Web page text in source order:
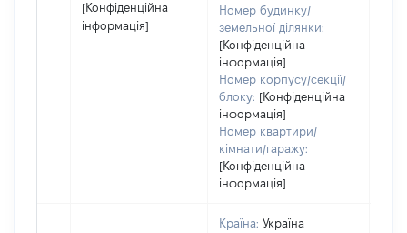
[Конфіденційна
інформація]
Номер будинку/
земельної ділянки:
[Конфіденційна
інформація]
Номер корпусу/секції/
блоку: [Конфіденційна
інформація]
Номер квартири/
кімнати/гаражу:
[Конфіденційна
інформація]
Країна: Україна